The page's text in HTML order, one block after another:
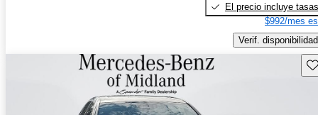
El precio incluye tasas
$992/mes
Verif. disponibilidad